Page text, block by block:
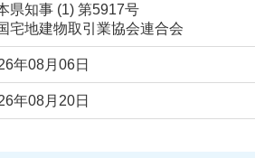
県知事 (1) 第5917号
宅地建物取引業協会連合会
年08月06日
年08月20日